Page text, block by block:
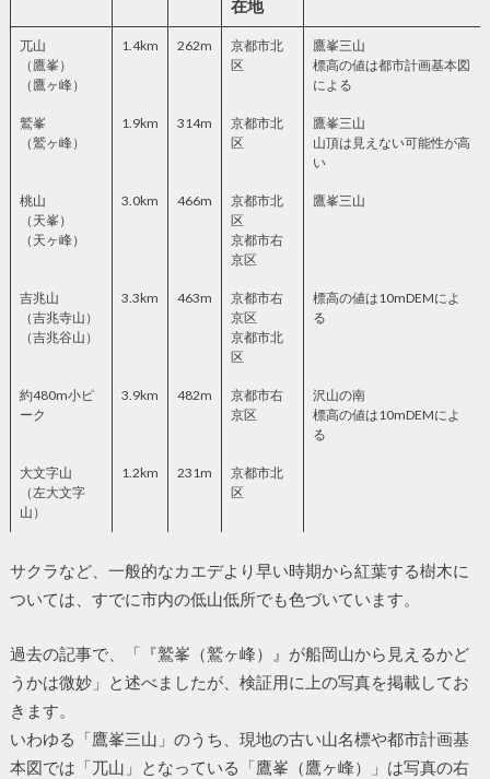
在地
兀山
（鷹峯）
（鷹ヶ峰）
1.4km 262m
京都市北
区
鷹峯三山
標高の値は都市計画基本図
による
鷲峯
（鷲ヶ峰）
1.9km 314m
京都市北
区
鷹峯三山
山頂は見えない可能性が高
い
桃山
（天峯）
（天ヶ峰）
3.0km 466m
京都市北
区
京都市右
京区
鷹峯三山
吉兆山
（吉兆寺山）
（吉兆谷山）
3.3km 463m
京都市右
京区
京都市北
区
標高の値は10mDEMによ
る
約480m小ピ
ーク
3.9km 482m
京都市右
京区
沢山の南
標高の値は10mDEMによ
る
大文字山
（左大文字
山）
1.2km 231m
京都市北
区
サクラなど、一般的なカエデより早い時期から紅葉する樹木に
ついては、すでに市内の低山低所でも色づいています。
過去の記事で、「『鷲峯（鷲ヶ峰）』が船岡山から見えるかど
うかは微妙」と述べましたが、検証用に上の写真を掲載してお
きます。
いわゆる「鷹峯三山」のうち、現地の古い山名標や都市計画基
本図では「兀山」となっている「鷹峯（鷹ヶ峰）」は写真の右